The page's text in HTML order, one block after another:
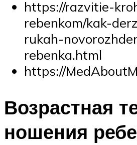
https://razvitie-
rebenkom/kak-
rukah-
rebenka.html
https://
Возрастная
ношения